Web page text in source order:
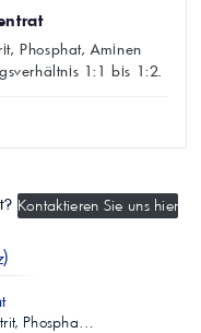
Phosphat, Aminen
1:1 bis 1:2.
Kontaktieren Sie uns hier
)
Phospha…